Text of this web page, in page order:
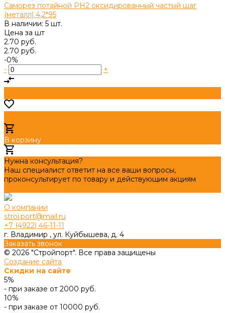
Саморез потайной PH2 оксидированный частый шаг
(металл) 4,2*95
В наличии: 5 шт.
Цена за шт
2.70 руб.
2.70 руб.
-0%
-
+
В корзину
Нужна консультация?
Наш специалист ответит на все ваши вопросы,
проконсультирует по товару и действующим акциям
О компании
stroi.port@mail.ru
+7 (4922) 46-11-11
г. Владимир , ул. Куйбышева, д. 4
Заказать звонок
© 2026 "Стройпорт". Все права защищены
Создание сайта
Скидки на сайте
5%
- при заказе от 2000 руб.
10%
- при заказе от 10000 руб.